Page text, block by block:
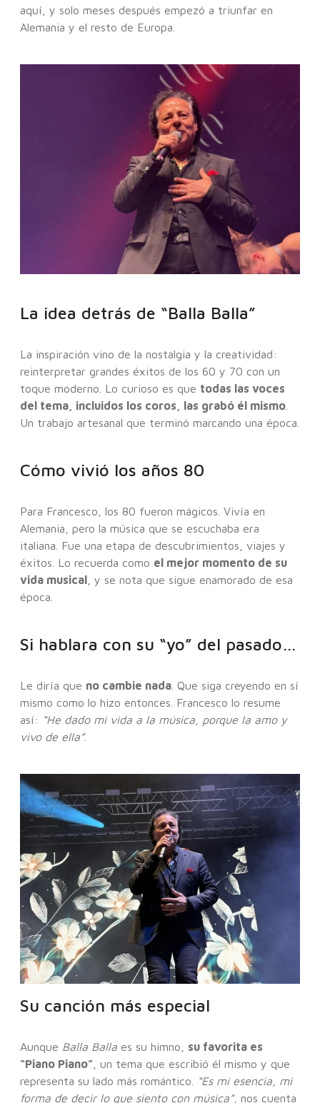
aquí, y solo meses después empezó a triunfar en
Alemania y el resto de Europa.
La idea detrás de “Balla Balla”
La inspiración vino de la nostalgia y la creatividad:
reinterpretar grandes éxitos de los 60 y 70 con un
toque moderno. Lo curioso es que todas las voces
del tema, incluidos los coros, las grabó él mismo
Un trabajo artesanal que terminó marcando una época.
Cómo vivió los años 80
Para Francesco, los 80 fueron mágicos. Vivía en
Alemania, pero la música que se escuchaba era
italiana. Fue una etapa de descubrimientos, viajes y
éxitos. Lo recuerda como el mejor momento de su
vida musical , y se nota que sigue enamorado de esa
época.
Si hablara con su “yo” del pasado…
Le diría que no cambie nada . Que siga creyendo en sí
mismo como lo hizo entonces. Francesco lo resume
así: “He dado mi vida a la música, porque la amo y
vivo de ella”.
Su canción más especial
Aunque Balla Balla es su himno, su favorita es
“Piano Piano” , un tema que escribió él mismo y que
representa su lado más romántico.
“Es mi esencia, mi
forma de decir lo que siento con música”, nos cuenta